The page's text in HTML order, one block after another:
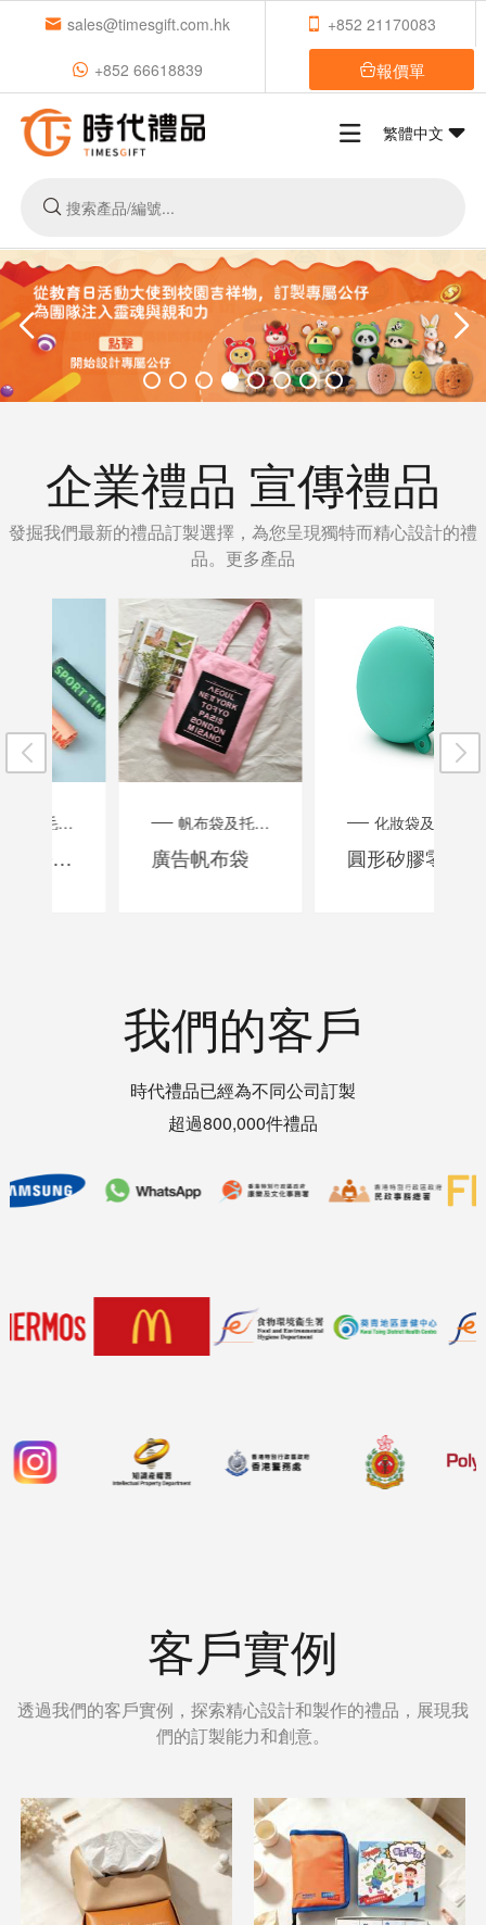
sales@timesgift.com.hk +852 21170083
+852 66618839 報價單
繁體中文
企業禮品 宣傳禮品
發掘我們最新的禮品訂製選擇，為您呈現獨特而精心設計的禮
品。 更多產品
帆布袋及托特包訂製
廣告帆布袋
化妝袋及洗漱收納包訂製
圓形矽膠零錢包
我們的客戶
時代禮品已經為不同公司訂製
超過800,000件禮品
客戶實例
透過我們的客戶實例，探索精心設計和製作的禮品，展現我
們的訂製能力和創意。